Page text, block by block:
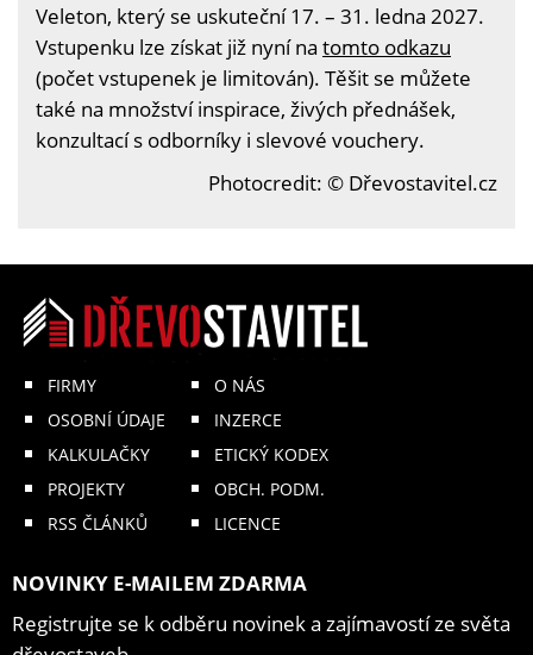
Veleton, který se uskuteční 17. – 31. ledna 2027.
Vstupenku lze získat již nyní na tomto odkazu
(počet vstupenek je limitován). Těšit se můžete
také na množství inspirace, živých přednášek,
konzultací s odborníky i slevové vouchery.
Photocredit: © Dřevostavitel.cz
FIRMY
OSOBNÍ ÚDAJE
KALKULAČKY
PROJEKTY
RSS ČLÁNKŮ
O NÁS
INZERCE
ETICKÝ KODEX
OBCH. PODM.
LICENCE
NOVINKY E-MAILEM ZDARMA
Registrujte se k odběru novinek a zajímavostí ze světa